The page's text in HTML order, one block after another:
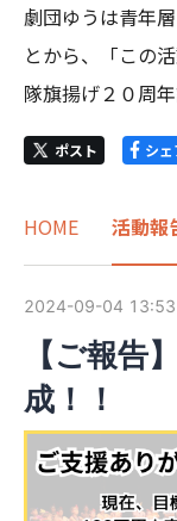
劇団ゆうは青年
とから、「この
隊旗揚げ２０周
ポスト シ
HOME 活動報
2024-09-04 13:53
【ご報告
成！！